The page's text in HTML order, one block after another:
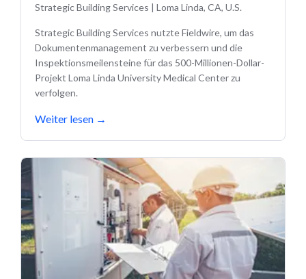
Strategic Building Services | Loma Linda, CA, U.S.
Strategic Building Services nutzte Fieldwire, um das
Dokumentenmanagement zu verbessern und die
Inspektionsmeilensteine für das 500-Millionen-Dollar-
Projekt Loma Linda University Medical Center zu
verfolgen.
Weiter lesen →